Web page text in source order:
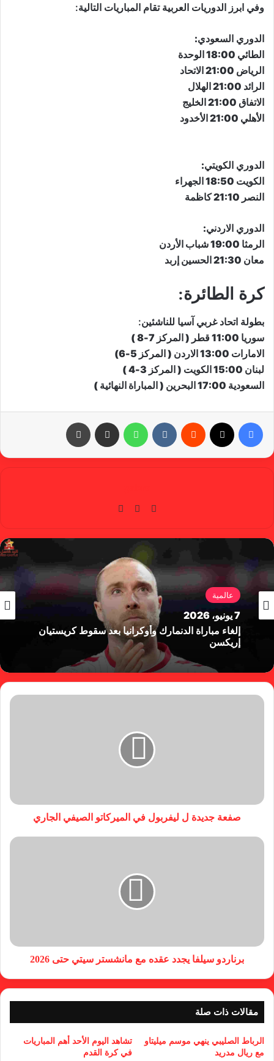
وفي ابرز الدوريات العربية تقام المباريات التالية:
​الدوري السعودي​:
الطائي 18:00 الوحدة
الرياض 21:00 الاتحاد
الرائد 21:00 الهلال
الاتفاق 21:00 الخليج
الأهلي 21:00 الأخدود
​الدوري الكويتي​:
الكويت 18:50 الجهراء
النصر 21:10 كاظمة
الدوري الاردني:
الرمثا 19:00 شباب الأردن
معان 21:30 الحسين إربد
كرة الطائرة:
​بطولة اتحاد غربي آسيا للناشئين​:
سوريا 11:00 قطر ( المركز 7-8 )
الامارات 13:00 الاردن ( المركز 5-6)
لبنان 15:00 الكويت ( المركز 3-4 )
السعودية 17:00 البحرين ( المباراة النهائية )
واتساب
في
وك
X
عالمية
7 يونيو، 2026
إلغاء مباراة الدنمارك وأوكرانيا بعد سقوط كريستيان
إريكسن
صفعة جديدة ل ليفربول في الميركاتو الصيفي الجاري
برناردو سيلفا يجدد عقده مع مانشستر سيتي حتى 2026
مقالات ذات صلة
الرباط الصليبي ينهي موسم ميليتاو
مع ريال مدريد
تشاهد اليوم الأحد أهم المباريات
في كرة القدم